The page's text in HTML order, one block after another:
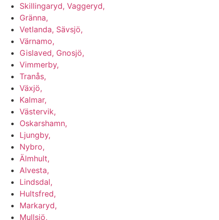
Skillingaryd, Vaggeryd,
Gränna,
Vetlanda, Sävsjö,
Värnamo,
Gislaved, Gnosjö,
Vimmerby,
Tranås,
Växjö,
Kalmar,
Västervik,
Oskarshamn,
Ljungby,
Nybro,
Älmhult,
Alvesta,
Lindsdal,
Hultsfred,
Markaryd,
Mullsjö,